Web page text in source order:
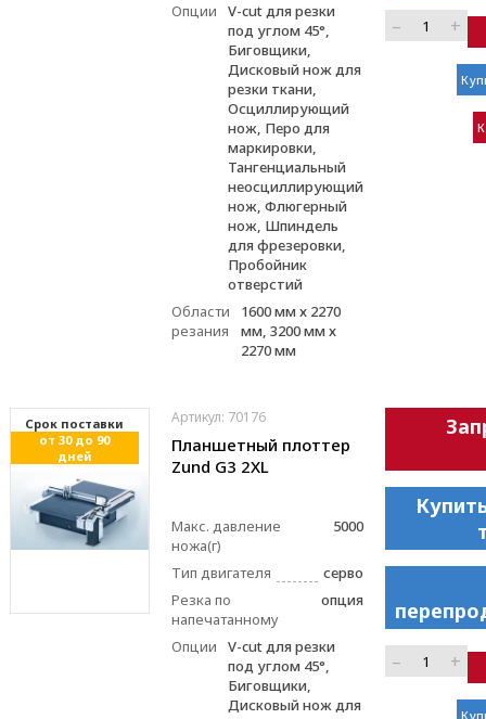
Опции
V-cut для резки
под углом 45°,
Биговщики,
Дисковый нож для
резки ткани,
Осциллирующий
нож, Перо для
маркировки,
Тангенциальный
неосциллирующий
нож, Флюгерный
нож, Шпиндель
для фрезеровки,
Пробойник
отверстий
Области
резания
1600 мм х 2270
мм, 3200 мм х
2270 мм
– +
Cрок поставки
от 30 до 90
дней
Артикул: 70176
Планшетный плоттер
Zund G3 2XL
Макс. давление
ножа(г)
5000
Тип двигателя
серво
Резка по
напечатанному
опция
Опции
V-cut для резки
под углом 45°,
Биговщики,
Дисковый нож для
– +